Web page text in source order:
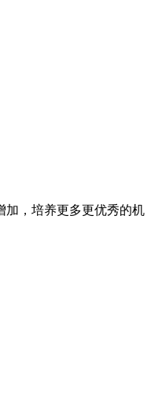
加，培养更多更优秀的机